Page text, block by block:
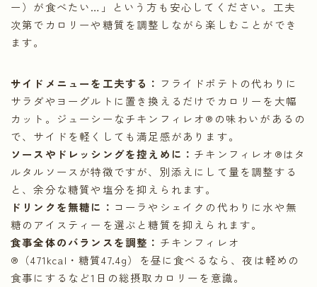
ー）が食べたい…」という方も安心してください。工夫
次第でカロリーや糖質を調整しながら楽しむことができ
ます。
サイドメニューを工夫する： フライドポテトの代わりに
サラダやヨーグルトに置き換えるだけでカロリーを大幅
カット。ジューシーなチキンフィレオ®の味わいがあるの
で、サイドを軽くしても満足感があります。
ソースやドレッシングを控えめに： チキンフィレオ®はタ
ルタルソースが特徴ですが、別添えにして量を調整する
と、余分な糖質や塩分を抑えられます。
ドリンクを無糖に： コーラやシェイクの代わりに水や無
糖のアイスティーを選ぶと糖質を抑えられます。
食事全体のバランスを調整： チキンフィレオ
®（471kcal・糖質47.4g）を昼に食べるなら、夜は軽めの
食事にするなど1日の総摂取カロリーを意識。